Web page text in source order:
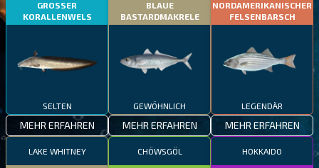
GROSSER
KORALLENWELS
SELTEN
MEHR ERFAHREN
BLAUE
BASTARDMAKRELE
GEWÖHNLICH
MEHR ERFAHREN
NORDAMERIKANISCHER
FELSENBARSCH
LEGENDÄR
MEHR ERFAHREN
LAKE WHITNEY CHÖWSGÖL HOKKAIDO